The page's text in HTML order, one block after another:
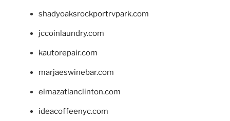
shadyoaksrockportrvpark.com
jccoinlaundry.com
kautorepair.com
marjaeswinebar.com
elmazatlanclinton.com
ideacoffeenyc.com